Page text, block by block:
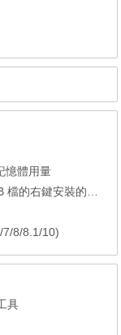
憶體用量
右鍵安裝的功能
7/8/8.1/10)
具